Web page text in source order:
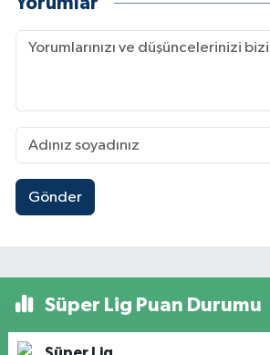
Gönder
Süper Lig Puan Durumu